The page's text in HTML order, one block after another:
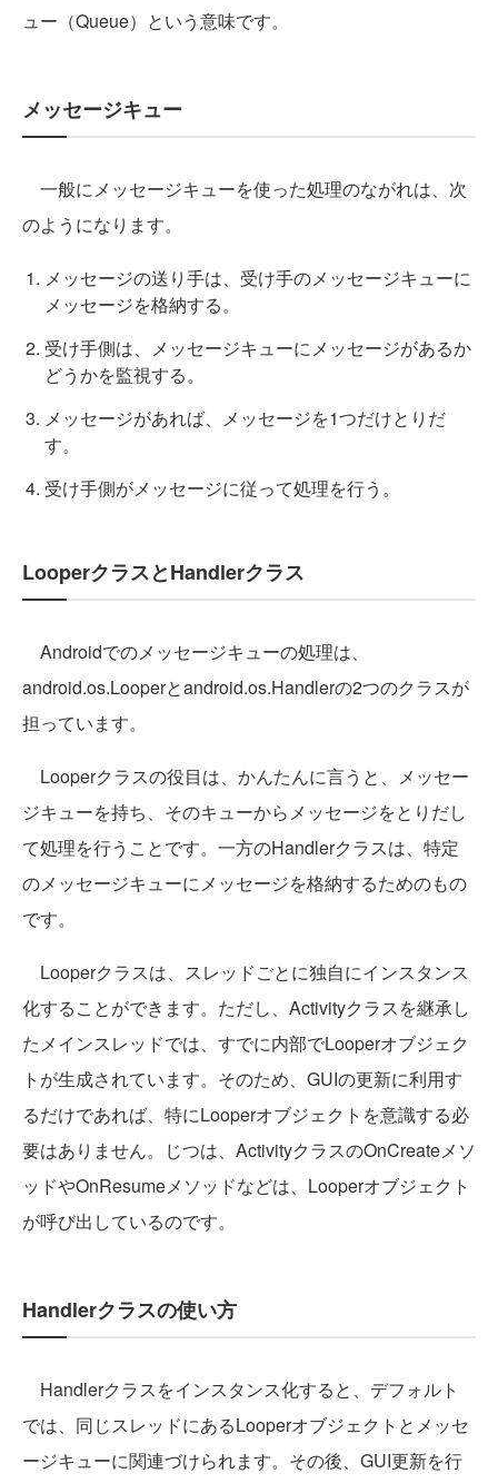
ュー（Queue）という意味です。
メッセージキュー
一般にメッセージキューを使った処理のながれは、次
のようになります。
メッセージの送り手は、受け手のメッセージキューに
メッセージを格納する。
受け手側は、メッセージキューにメッセージがあるか
どうかを監視する。
メッセージがあれば、メッセージを1つだけとりだ
す。
受け手側がメッセージに従って処理を行う。
LooperクラスとHandlerクラス
Androidでのメッセージキューの処理は、
android.os.Looperとandroid.os.Handlerの2つのクラスが
担っています。
Looperクラスの役目は、かんたんに言うと、メッセー
ジキューを持ち、そのキューからメッセージをとりだし
て処理を行うことです。一方のHandlerクラスは、特定
のメッセージキューにメッセージを格納するためのもの
です。
Looperクラスは、スレッドごとに独自にインスタンス
化することができます。ただし、Activityクラスを継承し
たメインスレッドでは、すでに内部でLooperオブジェク
トが生成されています。そのため、GUIの更新に利用す
るだけであれば、特にLooperオブジェクトを意識する必
要はありません。じつは、ActivityクラスのOnCreateメソ
ッドやOnResumeメソッドなどは、Looperオブジェクト
が呼び出しているのです。
Handlerクラスの使い方
Handlerクラスをインスタンス化すると、デフォルト
では、同じスレッドにあるLooperオブジェクトとメッセ
ージキューに関連づけられます。その後、GUI更新を行